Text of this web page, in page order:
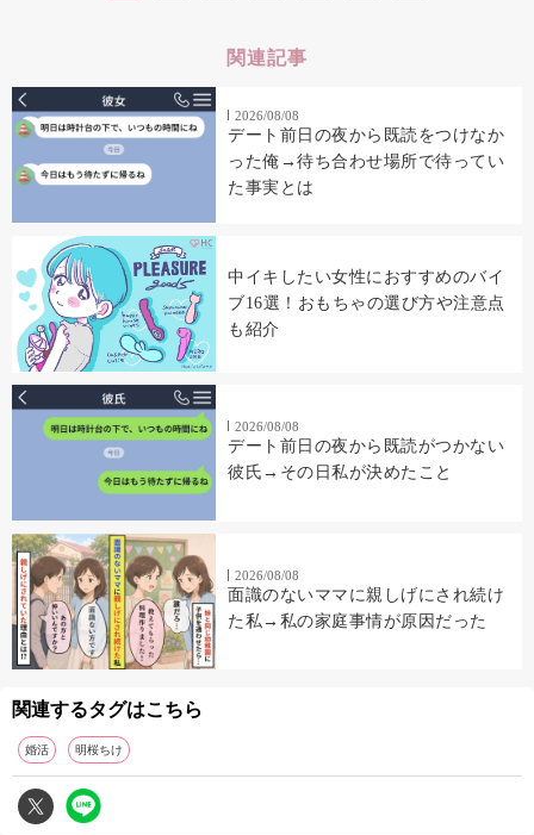
関連記事
2026/08/08
デート前日の夜から既読をつけなか
った俺→待ち合わせ場所で待ってい
た事実とは
中イキしたい女性におすすめのバイ
ブ16選！おもちゃの選び方や注意点
も紹介
2026/08/08
デート前日の夜から既読がつかない
彼氏→その日私が決めたこと
2026/08/08
面識のないママに親しげにされ続け
た私→私の家庭事情が原因だった
関連するタグはこちら
婚活 明桜ちけ